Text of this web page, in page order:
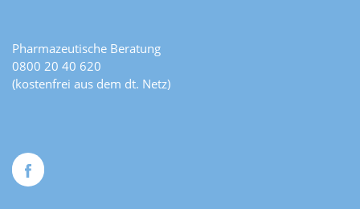
Pharmazeutische Beratung
0800 20 40 620
(kostenfrei aus dem dt. Netz)